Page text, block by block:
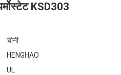
KSD303
चीनी
HENGHAO
UL